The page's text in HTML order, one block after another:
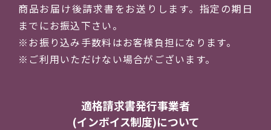
商品お届け後請求書をお送りします。指定の期日
までにお振込下さい。
※お振り込み手数料はお客様負担になります。
※ご利用いただけない場合がございます。
適格請求書発行事業者
(インボイス制度)について